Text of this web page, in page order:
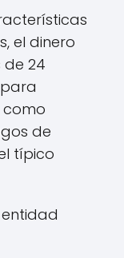
el dinero
24
de
típico